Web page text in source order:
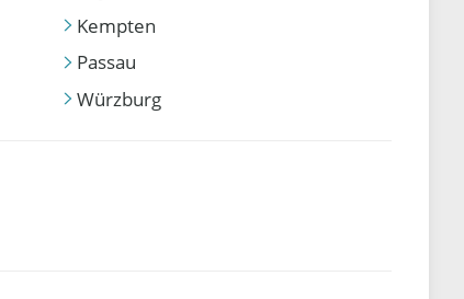
Kempten
Passau
Würzburg